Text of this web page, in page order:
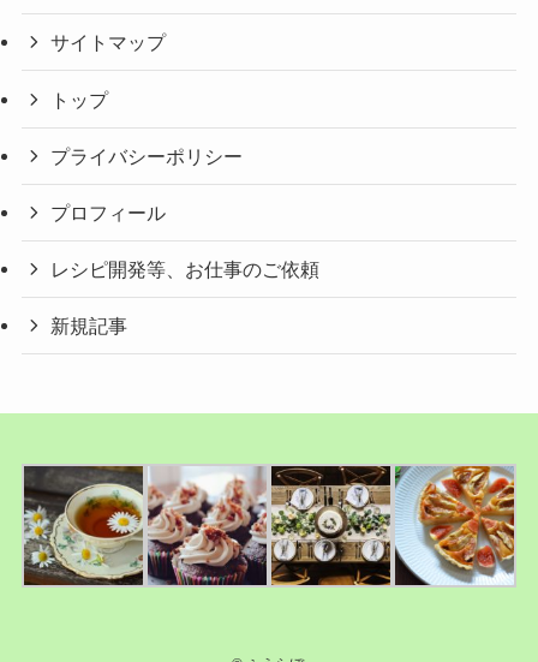
サイトマップ
トップ
プライバシーポリシー
プロフィール
レシピ開発等、お仕事のご依頼
新規記事